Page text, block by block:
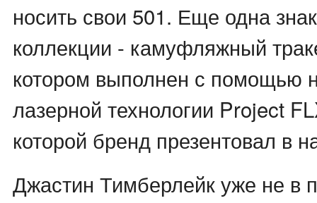
носить свои 501. Еще одна
коллекции - камуфляжный
котором выполнен с помощью
лазерной технологии Project
которой бренд презентовал в
Джастин Тимберлейк уже не в